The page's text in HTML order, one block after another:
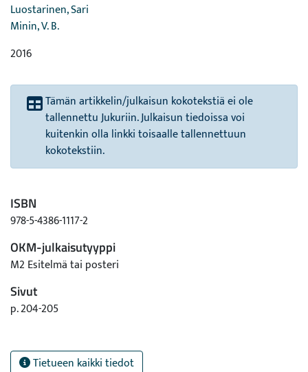
Luostarinen, Sari
Minin, V. B.
2016
Tämän artikkelin/julkaisun kokotekstiä ei ole
tallennettu Jukuriin. Julkaisun tiedoissa voi
kuitenkin olla linkki toisaalle tallennettuun
kokotekstiin.
ISBN
978-5-4386-1117-2
OKM-julkaisutyyppi
M2 Esitelmä tai posteri
Sivut
p. 204-205
Tietueen kaikki tiedot